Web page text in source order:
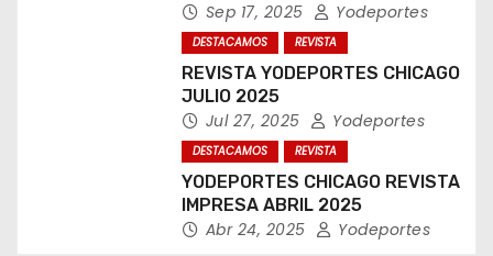
Sep 17, 2025 Yodeportes
DESTACAMOS REVISTA
REVISTA YODEPORTES CHICAGO
JULIO 2025
Jul 27, 2025 Yodeportes
DESTACAMOS REVISTA
YODEPORTES CHICAGO REVISTA
IMPRESA ABRIL 2025
Abr 24, 2025 Yodeportes